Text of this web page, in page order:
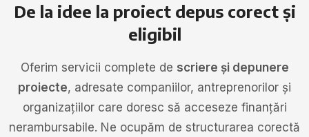
De la idee la proiect depus corect și
eligibil
Oferim servicii complete de scriere și depunere
proiecte, adresate companiilor, antreprenorilor și
organizațiilor care doresc să acceseze finanțări
nerambursabile. Ne ocupăm de structurarea corectă